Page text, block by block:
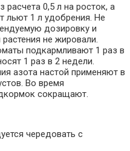
0,5 л на росток, а
льют 1 л удобрения. Не
дозировку и
не жировали.
подкармливают 1 раз в
1 раз в 2 недели.
азота настой применяют в
Во время
сокращают.
чередовать с